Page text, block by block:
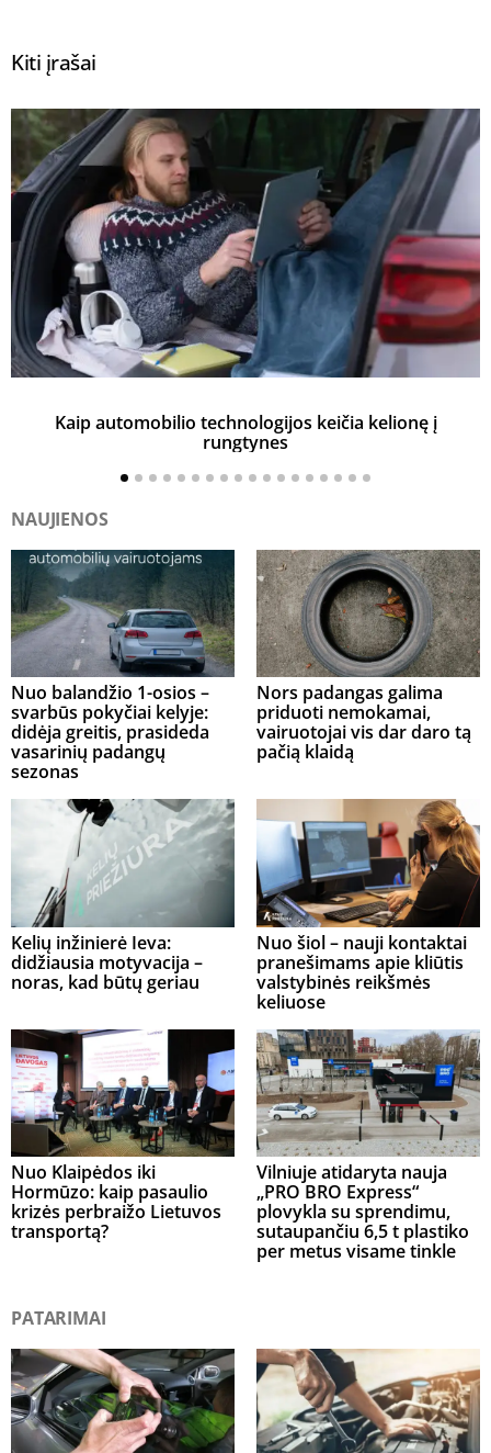
Kiti įrašai
Kaip automobilio technologijos keičia kelionę į
rungtynes
NAUJIENOS
Nuo balandžio 1-osios –
svarbūs pokyčiai kelyje:
didėja greitis, prasideda
vasarinių padangų
sezonas
Nors padangas galima
priduoti nemokamai,
vairuotojai vis dar daro tą
pačią klaidą
Kelių inžinierė Ieva:
didžiausia motyvacija –
noras, kad būtų geriau
Nuo šiol – nauji kontaktai
pranešimams apie kliūtis
valstybinės reikšmės
keliuose
Nuo Klaipėdos iki
Hormūzo: kaip pasaulio
krizės perbraižo Lietuvos
transportą?
Vilniuje atidaryta nauja
„PRO BRO Express“
plovykla su sprendimu,
sutaupančiu 6,5 t plastiko
per metus visame tinkle
PATARIMAI